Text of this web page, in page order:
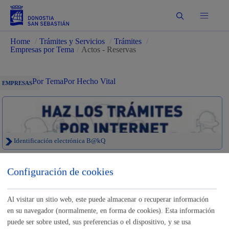
Buscar
Home Trámites y Servicios Trámites
Empresas por Tema
Actos - Reservas
EMPRESASPor TemaPor Hecho Vital
Identificación electrónica B@kQ
Trámites para Empresas
Sede electrónica Nota legal
Configuración de cookies
Al visitar un sitio web, este puede almacenar o recuperar información
en su navegador (normalmente, en forma de cookies). Esta información
puede ser sobre usted, sus preferencias o el dispositivo, y se usa